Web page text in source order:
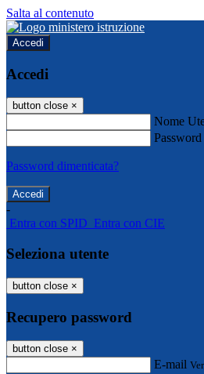
Salta al contenuto
Accedi
Accedi
button close ×
Nome
Password
Password dimenticata?
-
Entra con SPID Entra con CIE
Seleziona utente
button close ×
Recupero password
button close ×
E-mail